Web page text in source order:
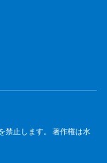
禁止します。 著作権は水